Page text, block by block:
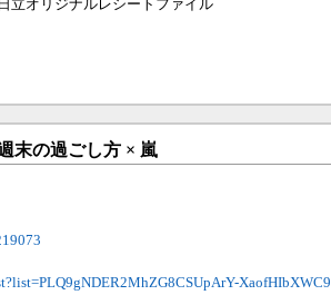
立オリジナルレシートファイル
末の過ごし方 × 嵐
XaofHIbXWC9